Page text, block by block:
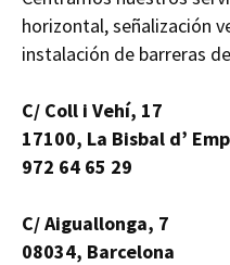
horizontal, señalización
instalación de barreras
C/ Coll i Vehí, 17
17100, La Bisbal d’
972 64 65 29
C/ Aiguallonga, 7
08034, Barcelona